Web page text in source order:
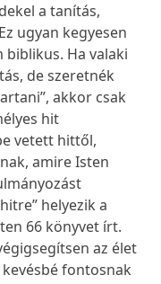
a tanítás,
ugyan kegyesen
biblikus. Ha valaki
de szeretnék
akkor csak
hit
vetett hittől,
amire Isten
helyezik a
66 könyvet írt.
az élet
fontosnak